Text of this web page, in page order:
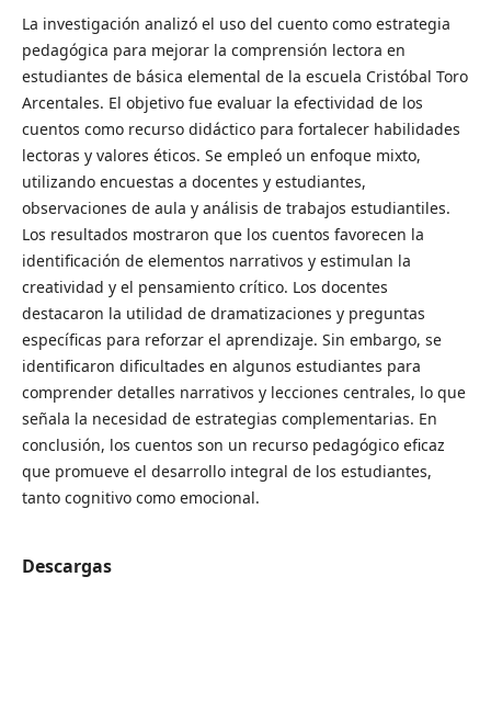
La investigación analizó el uso del cuento como estrategia
pedagógica para mejorar la comprensión lectora en
estudiantes de básica elemental de la escuela Cristóbal Toro
Arcentales. El objetivo fue evaluar la efectividad de los
cuentos como recurso didáctico para fortalecer habilidades
lectoras y valores éticos. Se empleó un enfoque mixto,
utilizando encuestas a docentes y estudiantes,
observaciones de aula y análisis de trabajos estudiantiles.
Los resultados mostraron que los cuentos favorecen la
identificación de elementos narrativos y estimulan la
creatividad y el pensamiento crítico. Los docentes
destacaron la utilidad de dramatizaciones y preguntas
específicas para reforzar el aprendizaje. Sin embargo, se
identificaron dificultades en algunos estudiantes para
comprender detalles narrativos y lecciones centrales, lo que
señala la necesidad de estrategias complementarias. En
conclusión, los cuentos son un recurso pedagógico eficaz
que promueve el desarrollo integral de los estudiantes,
tanto cognitivo como emocional.
Descargas